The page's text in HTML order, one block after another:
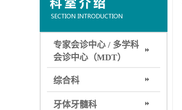
专家会诊中心 / 多学科
会诊中心（MDT）
综合科
牙体牙髓科